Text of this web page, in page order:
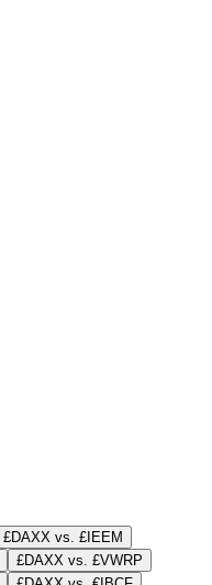
£DAXX vs. £IEEM
£DAXX vs. £VWRP